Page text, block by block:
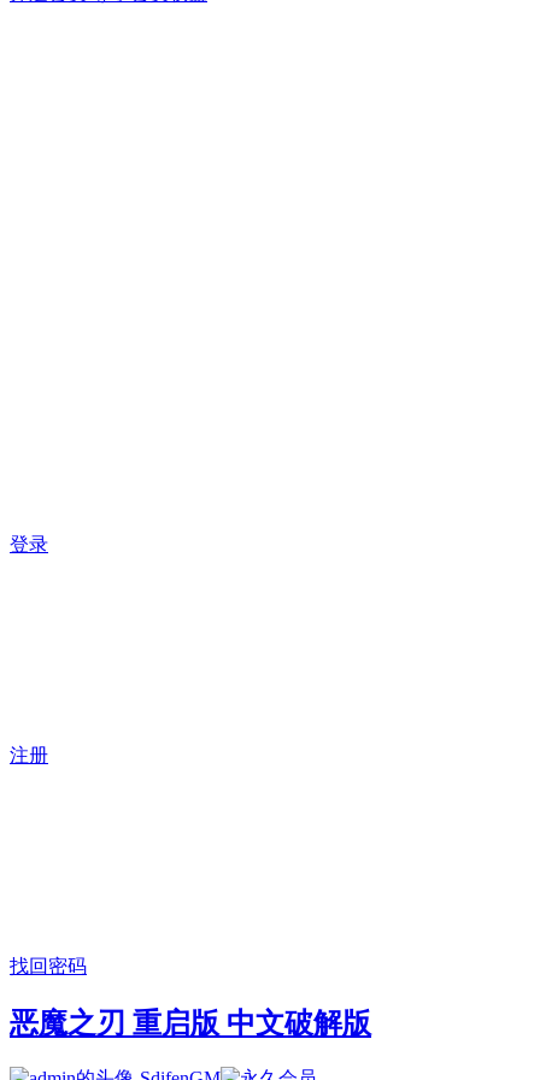
登录
注册
找回密码
恶魔之刃 重启版 中文破解版